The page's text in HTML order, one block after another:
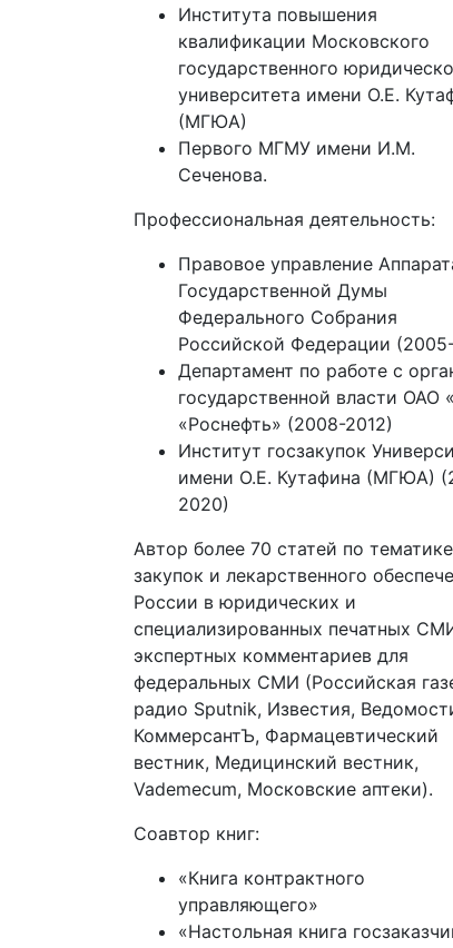
Института повышения
квалификации Московского
государственного
университета имени О.Е.
(МГЮА)
Первого МГМУ имени И.М.
Сеченова.
Профессиональная деятельность:
Правовое управление
Государственной Думы
Федерального Собрания
Российской Федерации
Департамент по работе с
государственной власти ОАО
«Роснефть» (2008-2012)
Институт госзакупок
имени О.Е. Кутафина (МГЮА)
2020)
Автор более 70 статей по тематике
закупок и лекарственного
России в юридических и
специализированных печатных
экспертных комментариев для
федеральных СМИ (Российская
радио Sputnik, Известия,
КоммерсантЪ, Фармацевтический
вестник, Медицинский вестник,
Vademecum, Московские аптеки).
Соавтор книг:
«Книга контрактного
управляющего»
«Настольная книга